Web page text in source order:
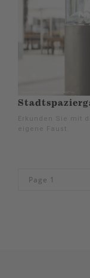
Erkunden Sie mit
eigene Faust.